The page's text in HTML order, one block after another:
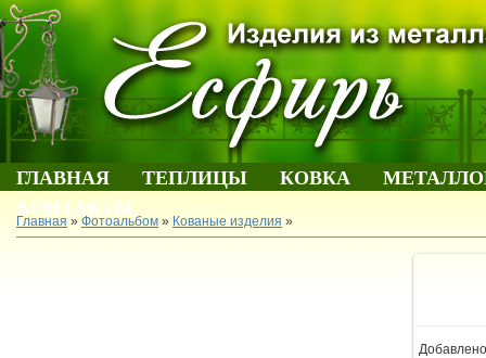
ГЛАВНАЯ ТЕПЛИЦЫ КОВКА
КОНТАКТЫ
Главная » Фотоальбом » Кованые изделия »
Добавлено